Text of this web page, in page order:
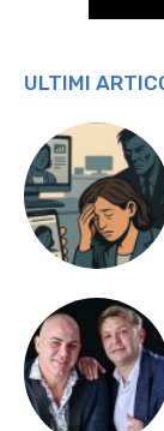
ULTIMI